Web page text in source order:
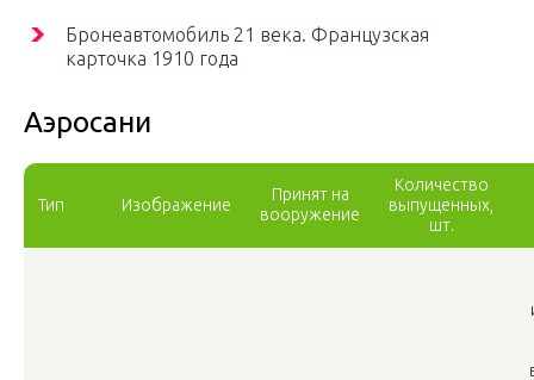
Бронеавтомобиль 21 века. Французская
карточка 1910 года
Аэросани
Тип Изображение
Принят на
вооружение
Количество
выпущенных,
шт.